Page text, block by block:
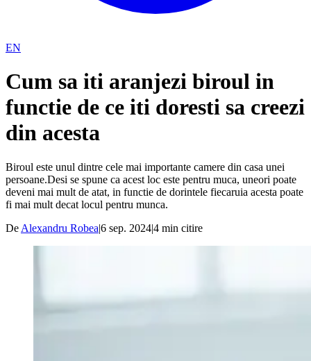
EN
Cum sa iti aranjezi biroul in
functie de ce iti doresti sa creezi
din acesta
Biroul este unul dintre cele mai importante camere din casa unei
persoane.Desi se spune ca acest loc este pentru muca, uneori poate
deveni mai mult de atat, in functie de dorintele fiecaruia acesta poate
fi mai mult decat locul pentru munca.
De Alexandru Robea|6 sep. 2024|4 min citire